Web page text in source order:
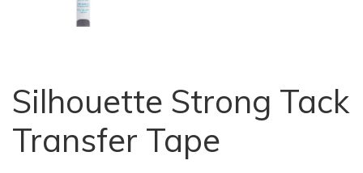
Silhouette Strong Tack
Transfer Tape